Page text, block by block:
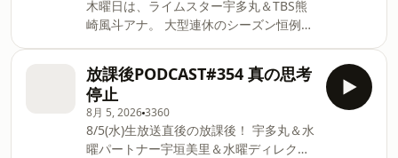
木曜日は、ライムスター宇多丸＆TBS熊
崎風斗アナ。 大型連休のシーズン恒例、
ジオ交通情報キャスターの白井京子さん
が解説！ 渋滞のピークを避ける抜け穴と
は？ Learn more about your ad
choices. Visit
podcastchoices.com/adchoices
放課後PODCAST#354 真の思考
停止
8月 5, 20263360
8/5(水)生放送直後の放課後！ 宇多丸＆水
曜パートナー宇垣美里＆水曜ディレクタ